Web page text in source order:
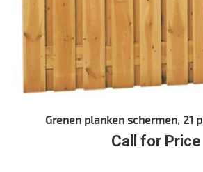
Grenen planken schermen, 21
Call for Price